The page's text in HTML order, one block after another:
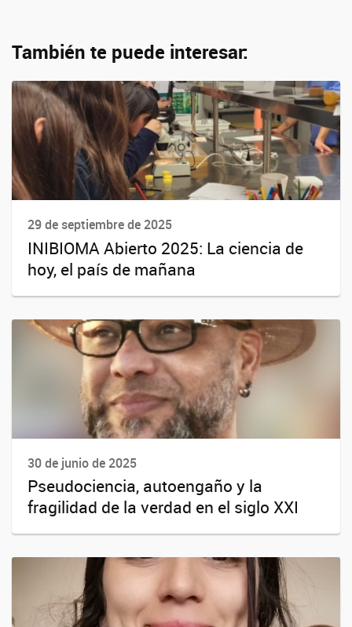
También te puede interesar:
29 de septiembre de 2025
INIBIOMA Abierto 2025: La ciencia de
hoy, el país de mañana
30 de junio de 2025
Pseudociencia, autoengaño y la
fragilidad de la verdad en el siglo XXI